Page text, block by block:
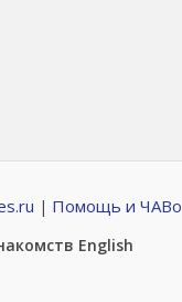
| Помощь и ЧАВо
English